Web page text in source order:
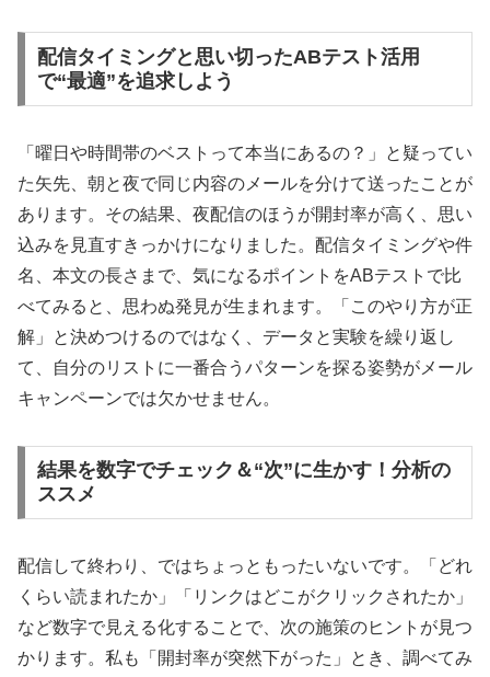
配信タイミングと思い切ったABテスト活用
で“最適”を追求しよう
「曜日や時間帯のベストって本当にあるの？」と疑ってい
た矢先、朝と夜で同じ内容のメールを分けて送ったことが
あります。その結果、夜配信のほうが開封率が高く、思い
込みを見直すきっかけになりました。配信タイミングや件
名、本文の長さまで、気になるポイントをABテストで比
べてみると、思わぬ発見が生まれます。「このやり方が正
解」と決めつけるのではなく、データと実験を繰り返し
て、自分のリストに一番合うパターンを探る姿勢がメール
キャンペーンでは欠かせません。
結果を数字でチェック＆“次”に生かす！分析の
ススメ
配信して終わり、ではちょっともったいないです。「どれ
くらい読まれたか」「リンクはどこがクリックされたか」
など数字で見える化することで、次の施策のヒントが見つ
かります。私も「開封率が突然下がった」とき、調べてみ